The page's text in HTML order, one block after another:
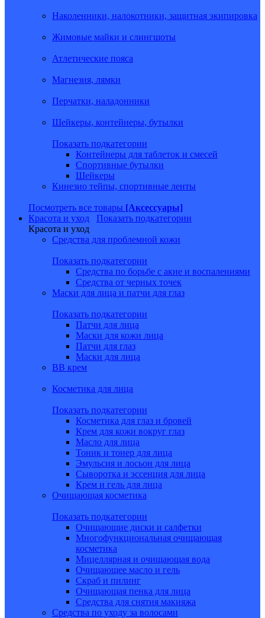
Наколенники, налокотники, защитная экипировка
Жимовые майки и слингшоты
Атлетические пояса
Магнезия, лямки
Перчатки, наладонники
Шейкеры, контейнеры, бутылки
Показать подкатегории
Контейнеры для таблеток и смесей
Спортивные бутылки
Шейкеры
Кинезио тейпы, спортивные ленты
Посмотреть все товары [Аксессуары]
Красота и уход
Показать подкатегории
Красота и уход
Средства для проблемной кожи
Показать подкатегории
Средства по борьбе с акне и воспалениями
Средства от черных точек
Маски для лица и патчи для глаз
Показать подкатегории
Патчи для лица
Маски для кожи лица
Патчи для глаз
Маски для лица
BB крем
Косметика для лица
Показать подкатегории
Косметика для глаз и бровей
Крем для кожи вокруг глаз
Масло для лица
Тоник и тонер для лица
Эмульсия и лосьон для лица
Сыворотка и эссенция для лица
Крем и гель для лица
Очищающая косметика
Показать подкатегории
Очищающие диски и салфетки
Многофункциональная очищающая
косметика
Мицеллярная и очищающая вода
Очищающее масло и гель
Скраб и пилинг
Очищающая пенка для лица
Средства для снятия макияжа
Средства по уходу за волосами